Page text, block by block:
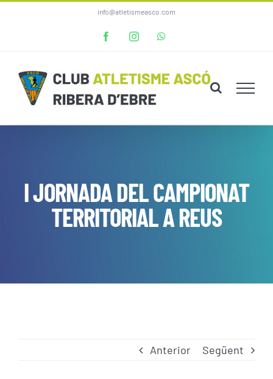
info@atletismeasco.com
FacebookInstagram
I JORNADA DEL CAMPIONAT
TERRITORIAL A REUS
Anterior Següent